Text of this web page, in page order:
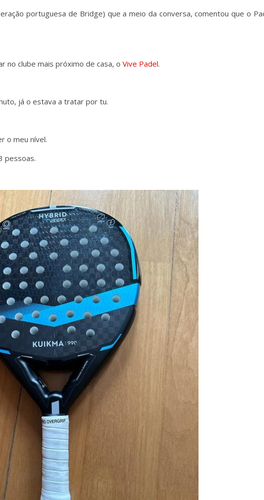
portuguesa de Bridge) que a meio da conversa, comentou que o
no clube mais próximo de casa, o Vive Padel.
já o estava a tratar por tu.
o meu nível.
pessoas.